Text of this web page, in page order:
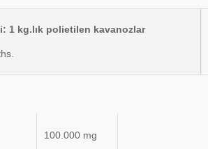
1 kg.lık polietilen kavanozlar
100.000 mg